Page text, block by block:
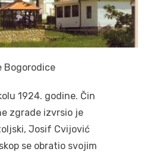
Bogorodice
1924. godine. Čin
zgrade izvrsio je
Josif Cvijović
se obratio svojim